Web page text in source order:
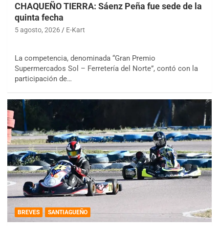
CHAQUEÑO TIERRA: Sáenz Peña fue sede de la
quinta fecha
5 agosto, 2026 E-Kart
La competencia, denominada “Gran Premio
Supermercados Sol – Ferretería del Norte”, contó con la
participación de…
BREVES SANTIAGUEÑO